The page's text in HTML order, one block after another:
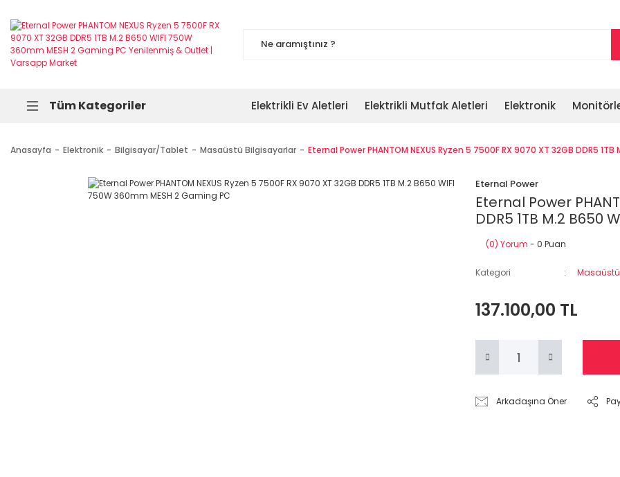
Tüm Kategoriler Elektrikli Ev Aletleri Elektrikli Mutfak Aletleri Elektronik
Anasayfa Elektronik Bilgisayar/Tablet Masaüstü Bilgisayarlar Eternal Power PHANTOM NEXUS Ryzen 5 7500F RX 9070 XT 32GB DDR5
Eternal Power
Eternal Power
DDR5 1TB M.2 B650
(0) Yorum - 0 Puan
Kategori
137.100,00 TL
Arkadaşına Öner